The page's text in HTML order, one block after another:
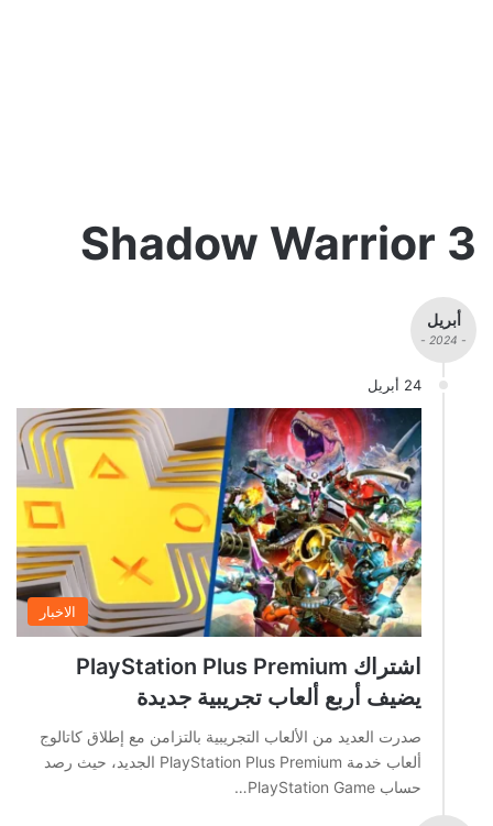
Shadow Warrior 3
أبريل
- 2024 -
24 أبريل
الاخبار
اشتراك PlayStation Plus Premium
يضيف أربع ألعاب تجريبية جديدة
صدرت العديد من الألعاب التجريبية بالتزامن مع إطلاق كاتالوج
ألعاب خدمة PlayStation Plus Premium الجديد، حيث رصد
حساب PlayStation Game…